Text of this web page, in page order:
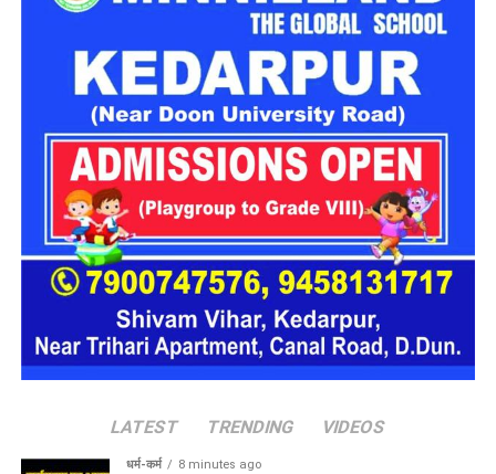
LATEST TRENDING VIDEOS
धर्म-कर्म 8 minutes ago